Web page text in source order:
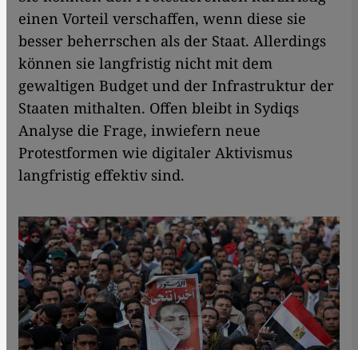
einen Vorteil verschaffen, wenn diese sie
besser beherrschen als der Staat. Allerdings
können sie langfristig nicht mit dem
gewaltigen Budget und der Infrastruktur der
Staaten mithalten. Offen bleibt in Sydiqs
Analyse die Frage, inwiefern neue
Protestformen wie digitaler Aktivismus
langfristig effektiv sind.